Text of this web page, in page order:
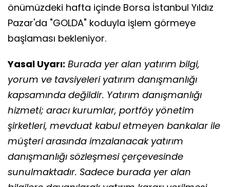
önümüzdeki hafta içinde Borsa İstanbul Yıldız
Pazar'da "GOLDA" koduyla işlem görmeye
başlaması bekleniyor.
Yasal Uyarı: Burada yer alan yatırım bilgi,
yorum ve tavsiyeleri yatırım danışmanlığı
kapsamında değildir. Yatırım danışmanlığı
hizmeti; aracı kurumlar, portföy yönetim
şirketleri, mevduat kabul etmeyen bankalar ile
müşteri arasında imzalanacak yatırım
danışmanlığı sözleşmesi çerçevesinde
sunulmaktadır. Sadece burada yer alan